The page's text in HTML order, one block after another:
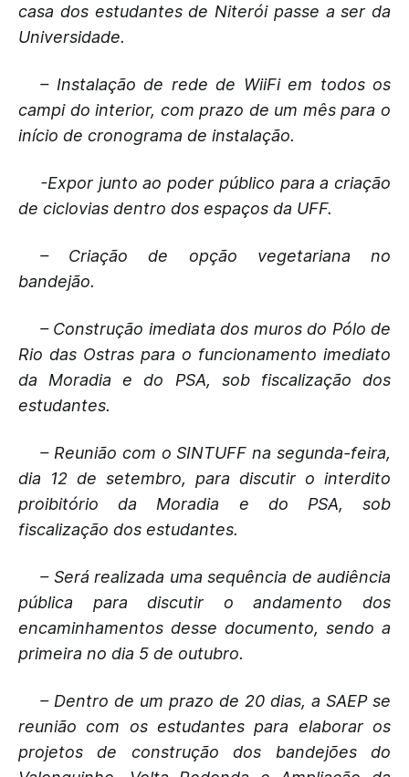
casa dos estudantes de Niterói passe a ser da
Universidade.
– Instalação de rede de WiiFi em todos os
campi do interior, com prazo de um mês para o
início de cronograma de instalação.
-Expor junto ao poder público para a criação
de ciclovias dentro dos espaços da UFF.
– Criação de opção vegetariana no
bandejão.
– Construção imediata dos muros do Pólo de
Rio das Ostras para o funcionamento imediato
da Moradia e do PSA, sob fiscalização dos
estudantes.
– Reunião com o SINTUFF na segunda-feira,
dia 12 de setembro, para discutir o interdito
proibitório da Moradia e do PSA, sob
fiscalização dos estudantes.
– Será realizada uma sequência de audiência
pública para discutir o andamento dos
encaminhamentos desse documento, sendo a
primeira no dia 5 de outubro.
– Dentro de um prazo de 20 dias, a SAEP se
reunião com os estudantes para elaborar os
projetos de construção dos bandejões do